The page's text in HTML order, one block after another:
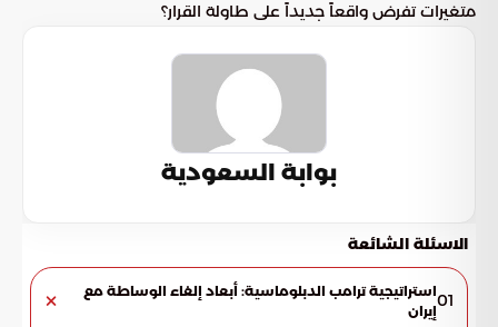
متغيرات تفرض واقعاً جديداً على طاولة القرار؟
بوابة السعودية
الاسئلة الشائعة
01استراتيجية ترامب الدبلوماسية: أبعاد إلغاء الوساطة مع
إيران